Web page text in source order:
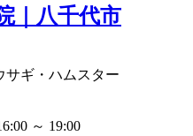
サギ・ハムスター
～ 19:00